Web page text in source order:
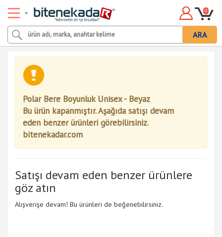
ARA
0
Polar Bere Boyunluk Unisex - Beyaz
Bu ürün kapanmıştır. Aşağıda satışı devam
eden benzer ürünleri görebilirsiniz.
bitenekadar.com
Satışı devam eden benzer ürünlere
göz atın
Alışverişe devam! Bu ürünleri de beğenebilirsiniz.